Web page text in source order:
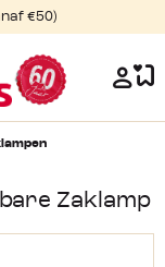
€50)
Zaklamp